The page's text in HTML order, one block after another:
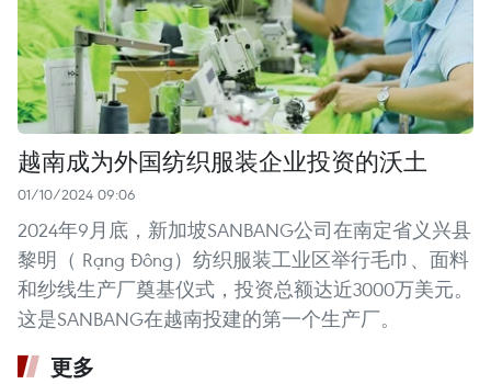
越南成为外国纺织服装企业投资的沃土
01/10/2024 09:06
2024年9月底，新加坡SANBANG公司在南定省义兴县
黎明（ Rạng Đông）纺织服装工业区举行毛巾、面料
和纱线生产厂奠基仪式，投资总额达近3000万美元。
这是SANBANG在越南投建的第一个生产厂。
更多